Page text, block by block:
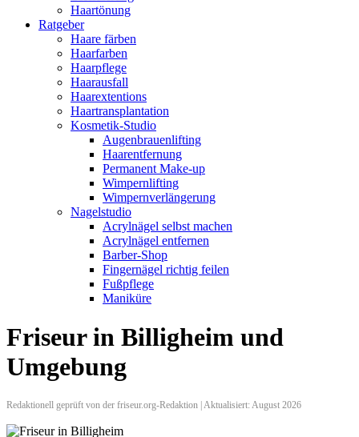
Haartönung
Ratgeber
Haare färben
Haarfarben
Haarpflege
Haarausfall
Haarextentions
Haartransplantation
Kosmetik-Studio
Augenbrauenlifting
Haarentfernung
Permanent Make-up
Wimpernlifting
Wimpernverlängerung
Nagelstudio
Acrylnägel selbst machen
Acrylnägel entfernen
Barber-Shop
Fingernägel richtig feilen
Fußpflege
Maniküre
Friseur in Billigheim und
Umgebung
Redaktionell geprüft von der friseur.org-Redaktion | Aktualisiert: August 2026